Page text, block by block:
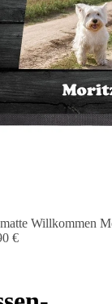
Willkommen
€